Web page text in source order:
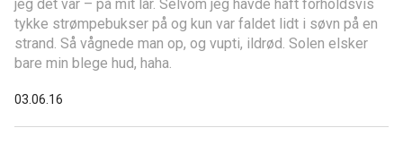
jeg det var – på mit lår. Selvom jeg havde haft forholdsvis
tykke strømpebukser på og kun var faldet lidt i søvn på en
strand. Så vågnede man op, og vupti, ildrød. Solen elsker
bare min blege hud, haha.
03.06.16